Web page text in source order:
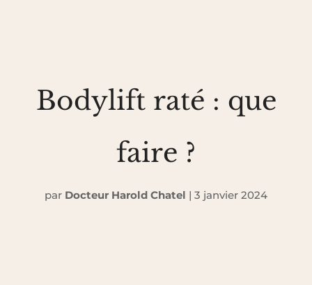
Bodylift raté : que
faire ?
par Docteur Harold Chatel | 3 janvier 2024